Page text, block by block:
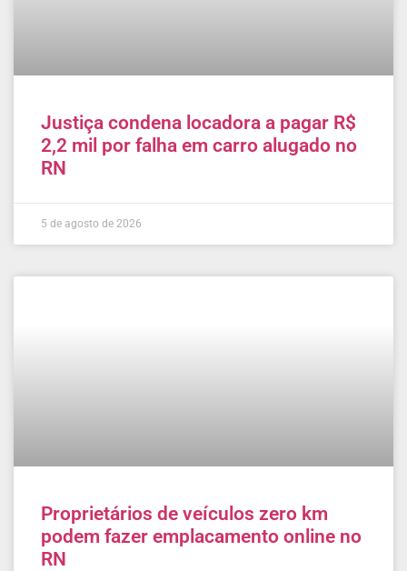
Justiça condena locadora a pagar R$
2,2 mil por falha em carro alugado no
RN
5 de agosto de 2026
Proprietários de veículos zero km
podem fazer emplacamento online no
RN